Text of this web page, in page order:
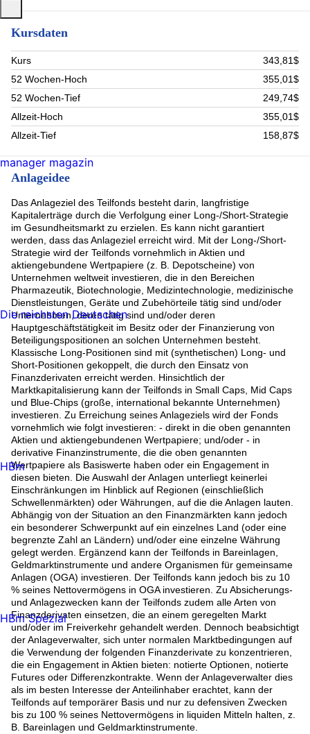
Kursdaten
Kurs
343,81$
52 Wochen-Hoch
355,01$
52 Wochen-Tief
249,74$
Allzeit-Hoch
355,01$
Allzeit-Tief
158,87$
Anlageidee
Das Anlageziel des Teilfonds besteht darin, langfristige
Kapitalerträge durch die Verfolgung einer Long-/Short-Strategie
im Gesundheitsmarkt zu erzielen. Es kann nicht garantiert
werden, dass das Anlageziel erreicht wird. Mit der Long-/Short-
Strategie wird der Teilfonds vornehmlich in Aktien und
aktiengebundene Wertpapiere (z. B. Depotscheine) von
Unternehmen weltweit investieren, die in den Bereichen
Pharmazeutik, Biotechnologie, Medizintechnologie, medizinische
Dienstleistungen, Geräte und Zubehörteile tätig sind und/oder
Unternehmen, deren tätig sind und/oder deren
Hauptgeschäftstätigkeit im Besitz oder der Finanzierung von
Beteiligungspositionen an solchen Unternehmen besteht.
Klassische Long-Positionen sind mit (synthetischen) Long- und
Short-Positionen gekoppelt, die durch den Einsatz von
Finanzderivaten erreicht werden. Hinsichtlich der
Marktkapitalisierung kann der Teilfonds in Small Caps, Mid Caps
und Blue-Chips (große, international bekannte Unternehmen)
investieren. Zu Erreichung seines Anlageziels wird der Fonds
vornehmlich wie folgt investieren: - direkt in die oben genannten
Aktien und aktiengebundenen Wertpapiere; und/oder - in
derivative Finanzinstrumente, die die oben genannten
Wertpapiere als Basiswerte haben oder ein Engagement in
diesen bieten. Die Auswahl der Anlagen unterliegt keinerlei
Einschränkungen im Hinblick auf Regionen (einschließlich
Schwellenmärkten) oder Währungen, auf die die Anlagen lauten.
Abhängig von der Situation an den Finanzmärkten kann jedoch
ein besonderer Schwerpunkt auf ein einzelnes Land (oder eine
begrenzte Zahl an Ländern) und/oder eine einzelne Währung
gelegt werden. Ergänzend kann der Teilfonds in Bareinlagen,
Geldmarktinstrumente und andere Organismen für gemeinsame
Anlagen (OGA) investieren. Der Teilfonds kann jedoch bis zu 10
% seines Nettovermögens in OGA investieren. Zu Absicherungs-
und Anlagezwecken kann der Teilfonds zudem alle Arten von
Finanzderivaten einsetzen, die an einem geregelten Markt
und/oder im Freiverkehr gehandelt werden. Dennoch beabsichtigt
der Anlageverwalter, sich unter normalen Marktbedingungen auf
die Verwendung der folgenden Finanzderivate zu konzentrieren,
die ein Engagement in Aktien bieten: notierte Optionen, notierte
Futures oder Differenzkontrakte. Wenn der Anlageverwalter dies
als im besten Interesse der Anteilinhaber erachtet, kann der
Teilfonds auf temporärer Basis und nur zu defensiven Zwecken
bis zu 100 % seines Nettovermögens in liquiden Mitteln halten, z.
B. Bareinlagen und Geldmarktinstrumente.
manager magazin
Die reichsten Deutschen
HBm
HBm Spezial